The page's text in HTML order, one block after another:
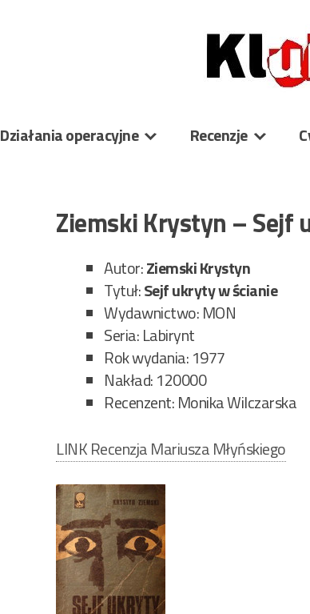
Działania operacyjne Recenzje
Ziemski Krystyn –
Autor:Ziemski Krystyn
Tytuł:Sejf ukryty w ścianie
Wydawnictwo: MON
Seria: Labirynt
Rok wydania: 1977
Nakład: 120000
Recenzent: Monika Wilczarska
LINK Recenzja Mariusza Młyńskiego